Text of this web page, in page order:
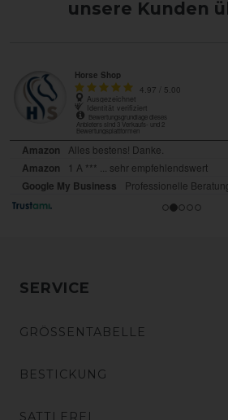
unsere Kunden
SERVICE
GRÖSSENTABELLE
BESTICKUNG
SATTLEREI